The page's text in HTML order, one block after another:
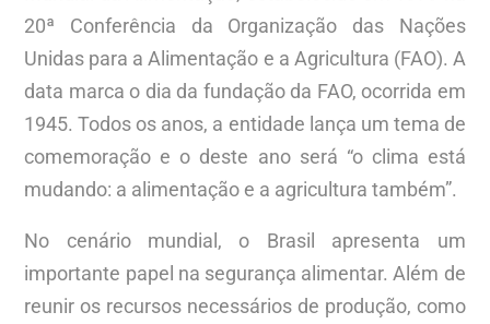
20ª Conferência da Organização das Nações
Unidas para a Alimentação e a Agricultura (FAO). A
data marca o dia da fundação da FAO, ocorrida em
1945. Todos os anos, a entidade lança um tema de
comemoração e o deste ano será “o clima está
mudando: a alimentação e a agricultura também”.
No cenário mundial, o Brasil apresenta um
importante papel na segurança alimentar. Além de
reunir os recursos necessários de produção, como